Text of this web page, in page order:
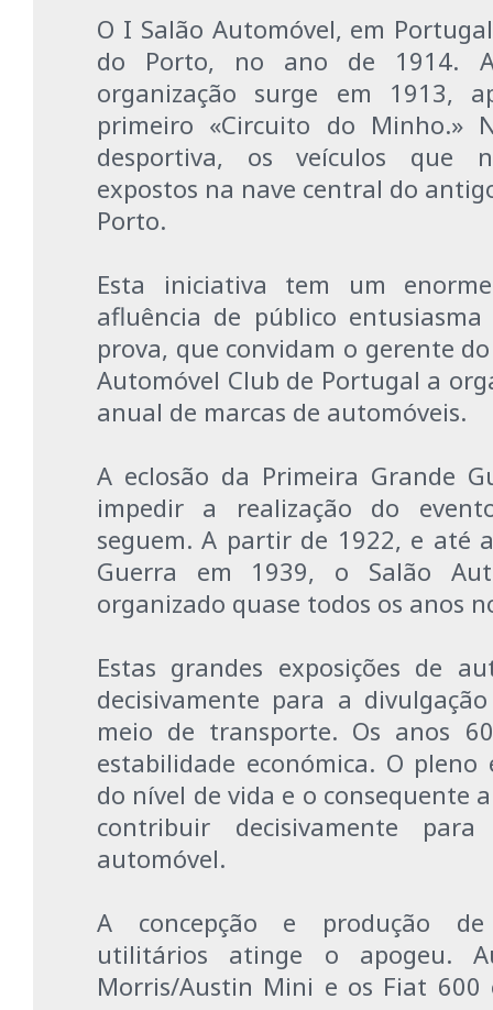
O I Salão Automóvel, em
do Porto, no ano de 1914.
organização surge em 1913,
primeiro «Circuito do Minho.»
desportiva, os veículos que
expostos na nave central do
Porto.
Esta iniciativa tem um
afluência de público
prova, que convidam o gerente
Automóvel Club de Portugal a
anual de marcas de automóveis.
A eclosão da Primeira Grande
impedir a realização do
seguem. A partir de 1922, e até
Guerra em 1939, o Salão
organizado quase todos os anos
Estas grandes exposições de
decisivamente para a
meio de transporte. Os anos
estabilidade económica. O
do nível de vida e o consequente
contribuir decisivamente
automóvel.
A concepção e produção de
utilitários atinge o apogeu.
Morris/Austin Mini e os Fiat 600